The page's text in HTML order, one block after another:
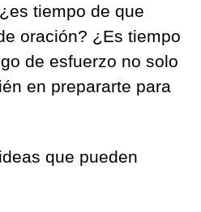
tiempo de que
oración? ¿Es tiempo
de esfuerzo no solo
en prepararte para
que pueden